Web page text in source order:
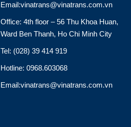
Email:vinatrans@vinatrans.com.vn
Office: 4th floor – 56 Thu Khoa Huan,
Ward Ben Thanh, Ho Chi Minh City
Tel: (028) 39 414 919
Hotline: 0968.603068
Email:vinatrans@vinatrans.com.vn